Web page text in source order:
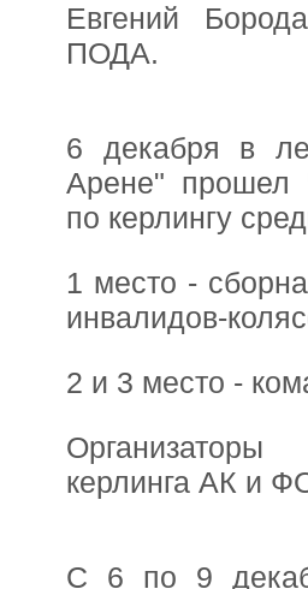
Евгений
ПОДА.
6 декабря в
Арене" прошел
по керлингу
1 место -
инвалидов-
2 и 3 место -
Организаторы
керлинга АК и
С 6 по 9